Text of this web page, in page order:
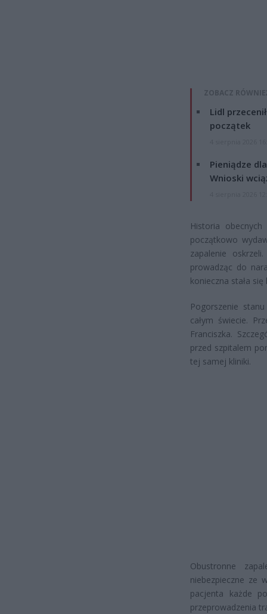
ZOBACZ
Lidl
początek
Pieniądze
Wnioski
Historia
początkowo
zapalenie
prowadząc do
konieczna stała
Pogorszenie
całym świecie.
Franciszka.
przed szpitalem
tej samej kliniki.
Obustronne
niebezpieczne ze
pacjenta każde
przeprowadzenia